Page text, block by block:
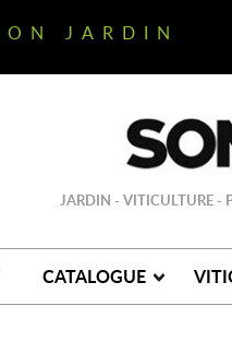
JARDIN
JARDIN - VITICULTURE -
CATALOGUE